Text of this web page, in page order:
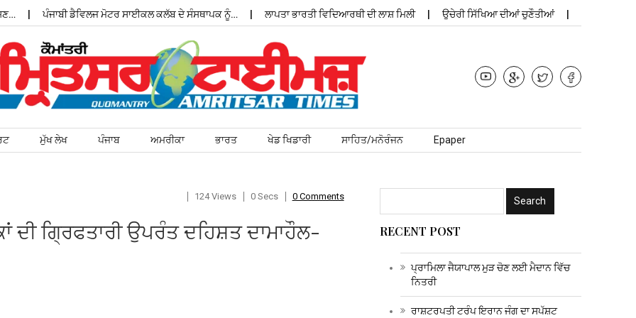
ਪੰਜਾਬੀ ਡੈਵਿਲਜ ਮੋਟਰ ਸਾਈਕਲ ਕਲੱਬ ਦੇ ਸੰਸਥਾਪਕ ਨੂੰ… ਲਾਪਤਾ ਭਾਰਤੀ ਵਿਦਿਆਰਥੀ ਦੀ ਲਾਸ਼ ਮਿਲੀ ਉਚੇਰੀ ਸਿੱਖਿਆ ਦੀਆਂ ਚੁਣੌਤੀਆਂ
ਮੁੱਖ ਲੇਖ ਪੰਜਾਬ ਅਮਰੀਕਾ ਭਾਰਤ ਖੇਡ ਖਿਡਾਰੀ ਸਾਹਿਤ/ਮਨੋਰੰਜਨ Epaper
124 Views 0 Secs 0 Comments
ਦੀ ਗ੍ਰਿਫਤਾਰੀ ਉਪਰੰਤ ਦਹਿਸ਼ਤ ਦਾਮਾਹੌਲ-
RECENT POST
ਪ੍ਰਾਮਿਲਾ ਜੈਯਾਪਾਲ ਮੁੜ ਚੋਣ ਲਈ ਮੈਦਾਨ ਵਿੱਚ
ਨਿਤਰੀ
ਰਾਸ਼ਟਰਪਤੀ ਟਰੰਪ ਇਰਾਨ ਜੰਗ ਦਾ ਸਪੱਸ਼ਟ